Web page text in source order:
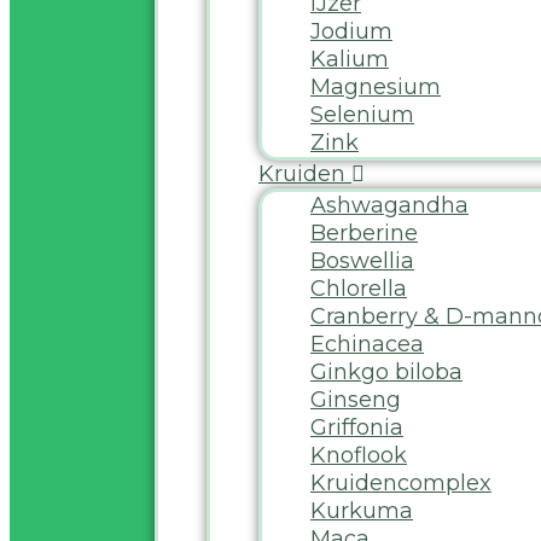
Jodium
Kalium
Magnesium
Selenium
Zink
Kruiden
Ashwagandha
Berberine
Boswellia
Chlorella
Cranberry & D-
Echinacea
Ginkgo biloba
Ginseng
Griffonia
Knoflook
Kruidencomplex
Kurkuma